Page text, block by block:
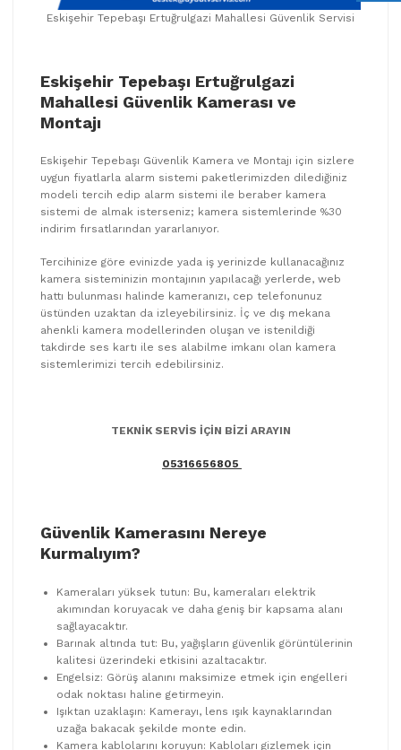
Eskişehir Tepebaşı Ertuğrulgazi Mahallesi Güvenlik Servisi
Eskişehir Tepebaşı Ertuğrulgazi
Mahallesi Güvenlik Kamerası ve
Montajı
Eskişehir Tepebaşı Güvenlik Kamera ve Montajı için sizlere
uygun fiyatlarla alarm sistemi paketlerimizden dilediğiniz
modeli tercih edip alarm sistemi ile beraber kamera
sistemi de almak isterseniz; kamera sistemlerinde %30
indirim fırsatlarından yararlanıyor.
Tercihinize göre evinizde yada iş yerinizde kullanacağınız
kamera sisteminizin montajının yapılacağı yerlerde, web
hattı bulunması halinde kameranızı, cep telefonunuz
üstünden uzaktan da izleyebilirsiniz. İç ve dış mekana
ahenkli kamera modellerinden oluşan ve istenildiği
takdirde ses kartı ile ses alabilme imkanı olan kamera
sistemlerimizi tercih edebilirsiniz.
TEKNİK SERVİS İÇİN BİZİ ARAYIN
05316656805
Güvenlik Kamerasını Nereye
Kurmalıyım?
Kameraları yüksek tutun: Bu, kameraları elektrik
akımından koruyacak ve daha geniş bir kapsama alanı
sağlayacaktır.
Barınak altında tut: Bu, yağışların güvenlik görüntülerinin
kalitesi üzerindeki etkisini azaltacaktır.
Engelsiz: Görüş alanını maksimize etmek için engelleri
odak noktası haline getirmeyin.
Işıktan uzaklaşın: Kamerayı, lens ışık kaynaklarından
uzağa bakacak şekilde monte edin.
Kamera kablolarını koruyun: Kabloları gizlemek için